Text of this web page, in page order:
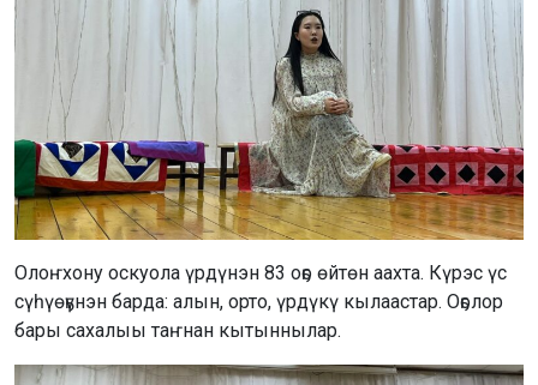
Олоҥхону оскуола үрдүнэн 83 оҕо өйтөн аахта. Күрэс үс
сүһүөҕүнэн барда: алын, орто, үрдүкү кылаастар. Оҕолор
бары сахалыы таҥнан кытыннылар.